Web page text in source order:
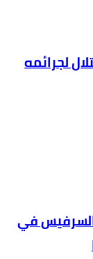
لجرائمه
السرفيس في